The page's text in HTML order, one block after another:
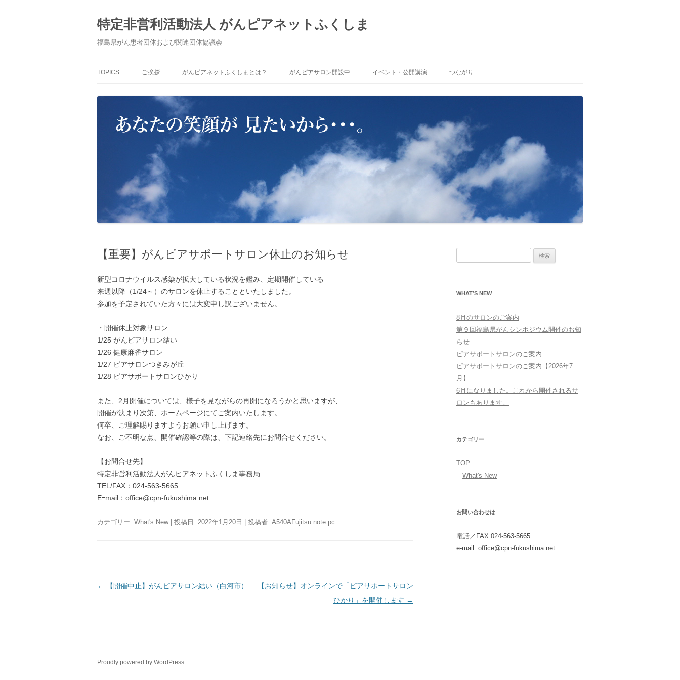
テ
ン
ツ
へ
ス
特定非営利活動法人 がんピアネットふくしま
福島県がん患者団体および関連団体協議会
TOPICS ご挨拶 がんピアネットふくしまとは？ がんピアサロン開設中 イベント・公開講演 つながり
がんの子どもを守る会 福島支部
独立行政法人 労働者健康福祉機
構 福島労災病院
【重要】がんピアサポートサロン休止のお知らせ
新型コロナウイルス感染が拡大している状況を鑑み、定期開催している
来週以降（1/24～）のサロンを休止することといたしました。
参加を予定されていた方々には大変申し訳ございません。
・開催休止対象サロン
1/25 がんピアサロン結い
1/26 健康麻雀サロン
1/27 ピアサロンつきみが丘
1/28 ピアサポートサロンひかり
また、2月開催については、様子を見ながらの再開になろうかと思いますが、
開催が決まり次第、ホームページにてご案内いたします。
何卒、ご理解賜りますようお願い申し上げます。
なお、ご不明な点、開催確認等の際は、下記連絡先にお問合せください。
【お問合せ先】
特定非営利活動法人がんピアネットふくしま事務局
TEL/FAX：024-563-5665
Eｰmail：office@cpn-fukushima.net
カテゴリー: What's New| 投稿日: 2022年1月20日 投稿者: A540AFujitsu note pc
投
← 【開催中止】がんピアサロン結い（白河市）
【お知らせ】オンラインで「ピアサポートサロン
ひかり」を開催します →
WHAT’S NEW
8月のサロンのご案内
第９回福島県がんシンポジウム開催のお知
らせ
ピアサポートサロンのご案内
ピアサポートサロンのご案内【2026年7
月】
6月になりました。これから開催されるサ
ロンもあります。
カテゴリー
TOP
What's New
お問い合わせは
電話／FAX 024-563-5665
e-mail: office@cpn-fukushima.net
Proudly powered by WordPress